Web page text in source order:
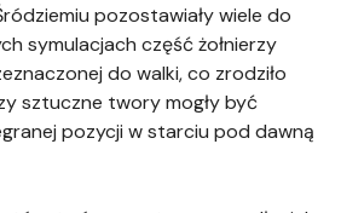
pozostawiały wiele do
symulacjach część żołnierzy
do walki, co zrodziło
sztuczne twory mogły być
pozycji w starciu pod dawną